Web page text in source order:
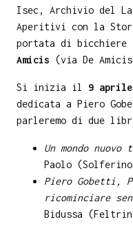
Isec, Archivio del
Aperitivi con la
portata di bicchiere
Amicis (via De
Si inizia il 9
dedicata a Piero
parleremo di due
Un mondo
Paolo (Solferino
Piero Gobetti,
ricominciare
Bidussa